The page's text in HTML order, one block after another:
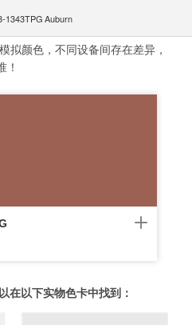
1343TPG Auburn
拟颜色，不同设备间存在差异，
！
在以下实物色卡中找到：